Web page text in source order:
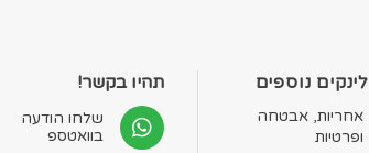
לינקים נוספים
אחריות, אבטחה
ופרטיות
תהיו בקשר!
שלחו הודעה
בוואטספ